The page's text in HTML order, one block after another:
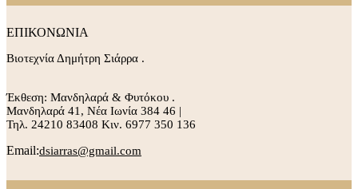
ΕΠΙΚΟΝΩΝΙΑ
Βιοτεχνία Δημήτρη Σιάρρα .
Έκθεση: Μανδηλαρά & Φυτόκου .
Μανδηλαρά 41, Νέα Ιωνία 384 46 |
Τηλ. 24210 83408 Κιν. 6977 350 136
Email:dsiarras@gmail.com